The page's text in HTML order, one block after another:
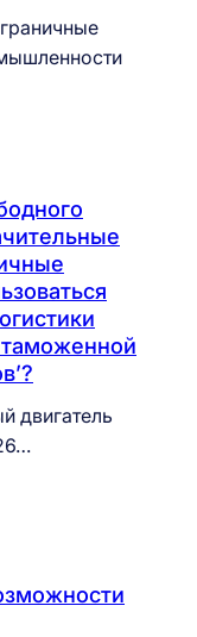
таможенной
двигатель